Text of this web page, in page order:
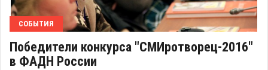
СОБЫТИЯ
Победители конкурса "СМИротворец-2016"
в ФАДН России